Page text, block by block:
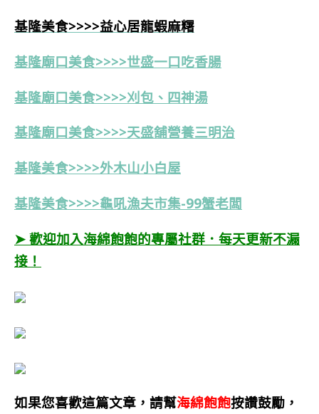
基隆美食>>>>益心居龍蝦麻糬
基隆廟口美食>>>>世盛一口吃香腸
基隆廟口美食>>>>刈包、四神湯
基隆廟口美食>>>>天盛舖營養三明治
基隆美食>>>>外木山小白屋
基隆美食>>>>龜吼漁夫市集-99蟹老闆
➤ 歡迎加入海綿飽飽的專屬社群．每天更新不漏
接！
如果您喜歡這篇文章，請幫海綿飽飽按讚鼓勵，